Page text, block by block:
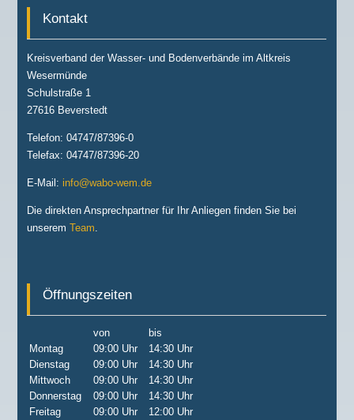
Kontakt
Kreisverband der Wasser- und Bodenverbände im Altkreis
Wesermünde
Schulstraße 1
27616 Beverstedt
Telefon: 04747/87396-0
Telefax: 04747/87396-20
E-Mail:info@wabo-wem.de
Die direkten Ansprechpartner für Ihr Anliegen finden Sie bei
unseremTeam.
Öffnungszeiten
von
bis
Montag
09:00 Uhr
14:30 Uhr
Dienstag
09:00 Uhr
14:30 Uhr
Mittwoch
09:00 Uhr
14:30 Uhr
Donnerstag
09:00 Uhr
14:30 Uhr
Freitag
09:00 Uhr 12:00 Uhr